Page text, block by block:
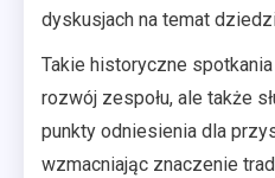
dyskusjach na temat
Takie historyczne
rozwój zespołu, ale także
punkty odniesienia dla
wzmacniając znaczenie